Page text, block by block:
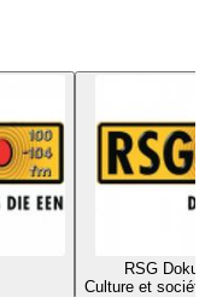
RSG
Culture et